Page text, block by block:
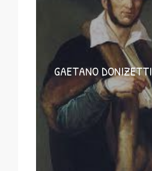
GAETANO DONIZETTI